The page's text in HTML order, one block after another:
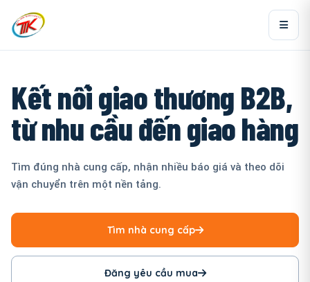
Kết nối giao thương B2B,
từ nhu cầu đến giao hàng
Tìm đúng nhà cung cấp, nhận nhiều báo giá và theo dõi
vận chuyển trên một nền tảng.
Tìm nhà cung cấp
Đăng yêu cầu mua